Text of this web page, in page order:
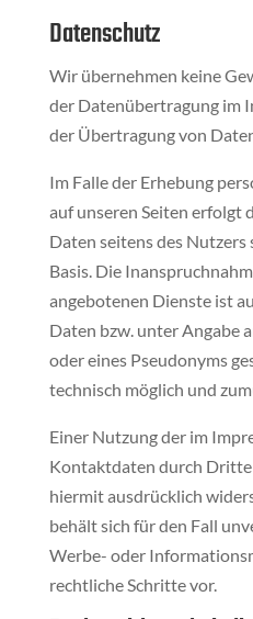
Datenschutz
Wir übernehmen keine
der Datenübertragung im
der Übertragung von
Im Falle der Erhebung
auf unseren Seiten erfolgt
Daten seitens des
Basis. Die
angebotenen Dienste ist
Daten bzw. unter Angabe
oder eines Pseudonyms
technisch möglich und
Einer Nutzung der im
Kontaktdaten durch
hiermit ausdrücklich
behält sich für den Fall
Werbe- oder
rechtliche Schritte vor.